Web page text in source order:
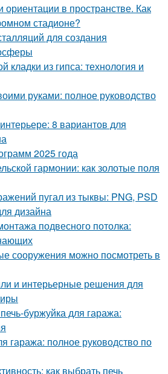
ориентации в пространстве. Как
стадионе?
для создания
кладки из гипса: технология и
руками: полное руководство
8 вариантов для
2025 года
гармонии: как золотые поля
пугал из тыквы: PNG, PSD
дизайна
подвесного потолка:
сооружения можно посмотреть в
и интерьерные решения для
буржуйка для гаража:
гаража: полное руководство по
как выбрать печь